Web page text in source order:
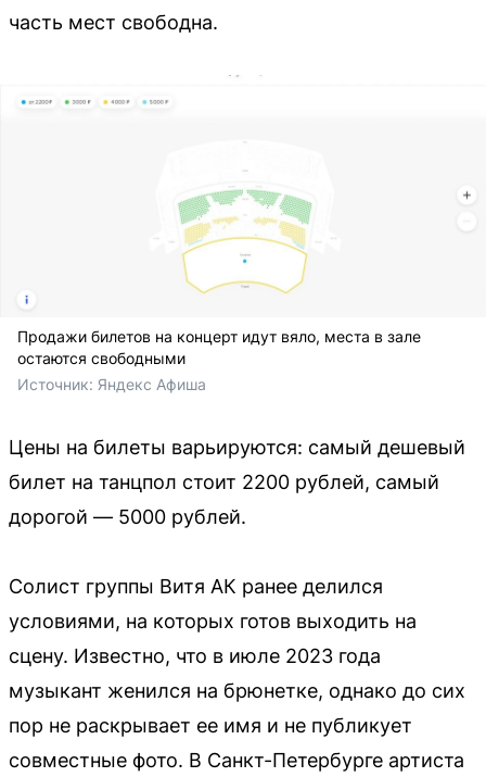
часть мест свободна.
Продажи билетов на концерт идут вяло, места в зале
остаются свободными
Источник: Яндекс Афиша
Цены на билеты варьируются: самый дешевый
билет на танцпол стоит 2200 рублей, самый
дорогой — 5000 рублей.
Солист группы Витя АК ранее делился
условиями, на которых готов выходить на
сцену. Известно, что в июле 2023 года
музыкант женился на брюнетке, однако до сих
пор не раскрывает ее имя и не публикует
совместные фото. В Санкт-Петербурге артиста